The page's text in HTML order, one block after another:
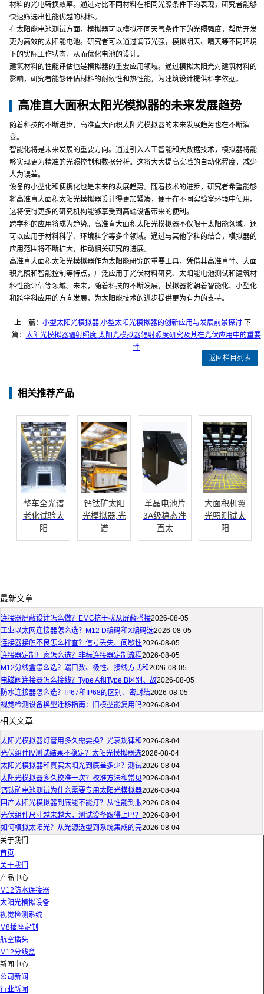
材料的光电转换效率。通过对比不同材料在相同光照条件下的表现，研究者能够
快速筛选出性能优越的材料。
在太阳能电池测试方面，模拟器可以模拟不同天气条件下的光照强度，帮助开发
更为高效的太阳能电池。研究者可以通过调节光强，模拟阴天、晴天等不同环境
下的实际工作状态，从而优化电池的设计。
建筑材料的性能评估也是模拟器的重要应用领域。通过模拟太阳光对建筑材料的
影响，研究者能够评估材料的耐候性和热性能，为建筑设计提供科学依据。
高准直大面积太阳光模拟器的未来发展趋势
随着科技的不断进步，高准直大面积太阳光模拟器的未来发展趋势也在不断演
变。
智能化将是未来发展的重要方向。通过引入人工智能和大数据技术，模拟器将能
够实现更为精准的光照控制和数据分析。这将大大提高实验的自动化程度，减少
人为误差。
设备的小型化和便携化也是未来的发展趋势。随着技术的进步，研究者希望能够
将高准直大面积太阳光模拟器设计得更加紧凑，便于在不同实验室环境中使用。
这将使得更多的研究机构能够享受到高端设备带来的便利。
跨学科的应用将成为趋势。高准直大面积太阳光模拟器不仅限于太阳能领域，还
可以应用于材料科学、环境科学等多个领域。通过与其他学科的结合，模拟器的
应用范围将不断扩大，推动相关研究的进展。
高准直大面积太阳光模拟器作为太阳能研究的重要工具，凭借其高准直性、大面
积光照和智能控制等特点，广泛应用于光伏材料研究、太阳能电池测试和建筑材
料性能评估等领域。未来，随着科技的不断发展，模拟器将朝着智能化、小型化
和跨学科应用的方向发展，为太阳能技术的进步提供更为有力的支持。
上一篇：小型太阳光模拟器,小型太阳光模拟器的创新应用与发展前景探讨 下一
篇： 太阳光模拟器辐射照度,太阳光模拟器辐射照度研究及其在光伏应用中的重要
性
返回栏目列表
相关推荐产品
整车全光谱
老化试验太
阳
钙钛矿太阳
光模拟器,光
谱
单晶电池片
3A级稳态准
直太
大面积机翼
光照测试太
阳
最新文章
连接器屏蔽设计怎么做？EMC抗干扰从屏蔽搭接2026-08-05
工业以太网连接器怎么选？M12 D编码和X编码选2026-08-05
连接器接触不良怎么排查？信号丢失、间歇性2026-08-05
连接器定制厂家怎么选？非标连接器定制流程2026-08-05
M12分线盒怎么选？端口数、极性、接线方式和2026-08-05
电磁阀连接器怎么接线？Type A和Type B区别、故2026-08-05
防水连接器怎么选？IP67和IP68的区别、密封结2026-08-05
视觉检测设备换型迁移指南：旧模型能复用吗2026-08-04
相关文章
太阳光模拟器灯管用多久需要换？光衰规律和2026-08-04
光伏组件IV测试结果不稳定？太阳光模拟器选2026-08-04
太阳光模拟器和真实太阳光到底差多少？测试2026-08-04
太阳光模拟器多久校准一次？校准方法和常见2026-08-04
钙钛矿电池测试为什么需要专用太阳光模拟器2026-08-04
国产太阳光模拟器到底能不能打？从性能到服2026-08-04
光伏组件尺寸越来越大，测试设备跟得上吗？ 2026-08-04
如何模拟太阳光？从光源选型到系统集成的完2026-08-04
关于我们
首页
关于我们
产品中心
M12防水连接器
太阳光模拟设备
视觉检测系统
M8插座定制
航空插头
M12分线盒
新闻中心
公司新闻
行业新闻